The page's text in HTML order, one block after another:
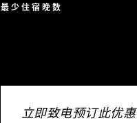
最少住宿晚数
立即致电预订此优惠